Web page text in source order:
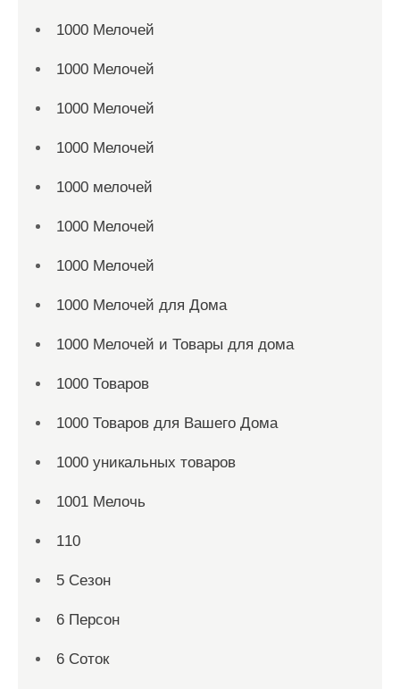
1000 Мелочей
1000 Мелочей
1000 Мелочей
1000 Мелочей
1000 мелочей
1000 Мелочей
1000 Мелочей
1000 Мелочей для Дома
1000 Мелочей и Товары для дома
1000 Товаров
1000 Товаров для Вашего Дома
1000 уникальных товаров
1001 Мелочь
110
5 Сезон
6 Персон
6 Соток